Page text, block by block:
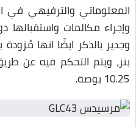
المعلوماتي والترفيهي في
وإجراء مكالمات واستقبالها
بنز، ويتم التحكم فيه عن
10.25 بوصة.